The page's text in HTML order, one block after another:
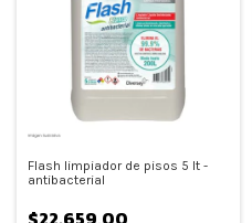
Flash limpiador de pisos 5 lt -
antibacterial